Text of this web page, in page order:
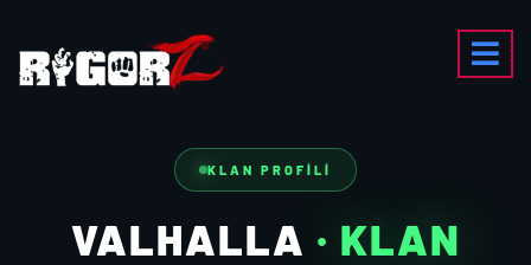
KLAN PROFILI
VALHALLA · KLAN